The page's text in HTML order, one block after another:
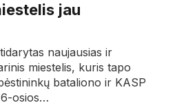
jau
naujausias ir
miestelis, kuris tapo
bataliono ir KASP
6-osios…